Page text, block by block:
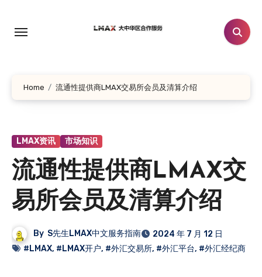
Home 流通性提供商LMAX交易所会员及清算介绍
LMAX资讯 市场知识
流通性提供商LMAX交
易所会员及清算介绍
By S先生LMAX中文服务指南
2024 年 7 月 12 日
#LMAX, #LMAX开户, #外汇交易所, #外汇平台, #外汇经纪商